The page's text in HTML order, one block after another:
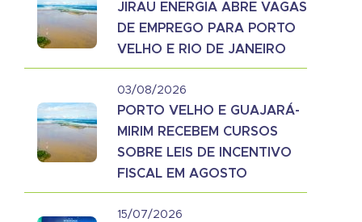
JIRAU ENERGIA ABRE VAGAS
DE EMPREGO PARA PORTO
VELHO E RIO DE JANEIRO
03/08/2026
PORTO VELHO E GUAJARÁ-
MIRIM RECEBEM CURSOS
SOBRE LEIS DE INCENTIVO
FISCAL EM AGOSTO
15/07/2026